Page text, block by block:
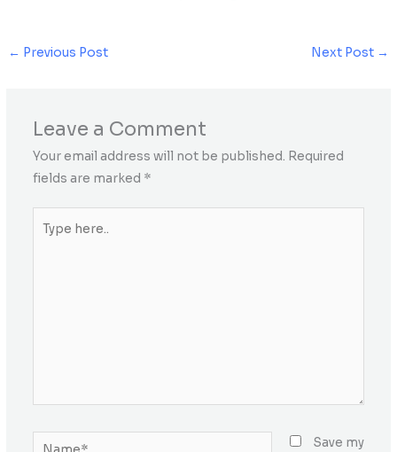
← Previous Post Next Post →
Leave a Comment
Your email address will not be published. Required
fields are marked *
here..
Name*
Save my